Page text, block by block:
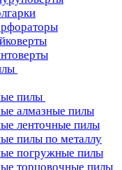
пилы
алмазные пилы
ленточные пилы
пилы по металлу
погружные пилы
торцовочные пилы